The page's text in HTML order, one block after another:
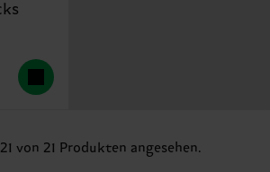
von 21 Produkten angesehen.